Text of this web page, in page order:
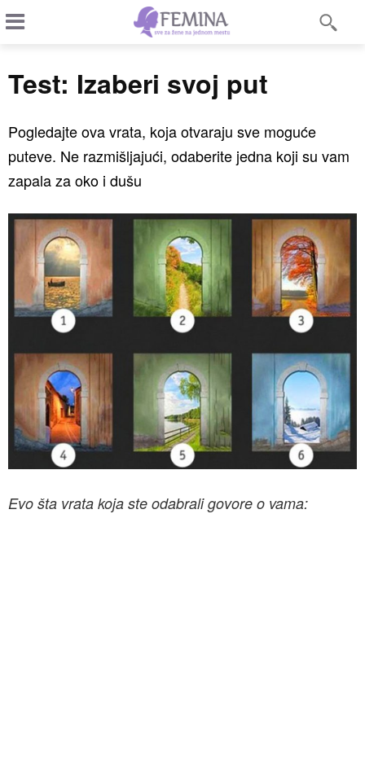
Test: Izaberi svoj put
Pogledajte ova vrata, koja otvaraju sve moguće
puteve. Ne razmišljajući, odaberite jedna koji su vam
zapala za oko i dušu
Evo šta vrata koja ste odabrali govore o vama: